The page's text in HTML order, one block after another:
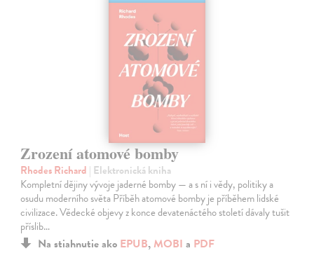
Zrození atomové bomby
Rhodes Richard | Elektronická kniha
Kompletní dějiny vývoje jaderné bomby — a s ní i vědy, politiky a
osudu moderního světa Příběh atomové bomby je příběhem lidské
civilizace. Vědecké objevy z konce devatenáctého století dávaly tušit
příslib…
Na stiahnutie ako EPUB, MOBI a PDF